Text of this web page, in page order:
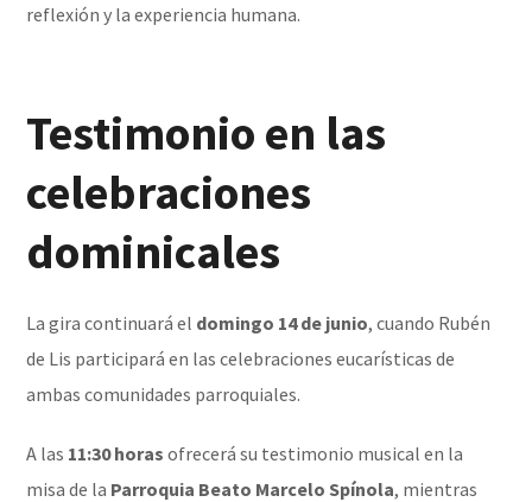
reflexión y la experiencia humana.
Testimonio en las
celebraciones
dominicales
La gira continuará el domingo 14 de junio, cuando Rubén
de Lis participará en las celebraciones eucarísticas de
ambas comunidades parroquiales.
A las 11:30 horas ofrecerá su testimonio musical en la
misa de la Parroquia Beato Marcelo Spínola, mientras